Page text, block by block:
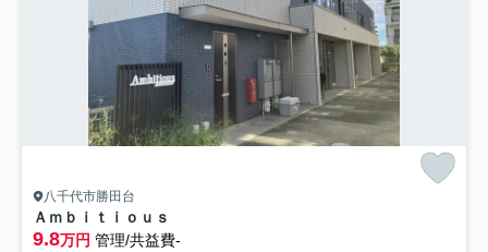
八千代市勝田台
Ａｍｂｉｔｉｏｕｓ
9.8万円 管理/共益費-